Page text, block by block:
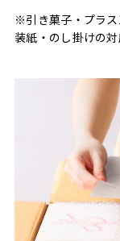
※引き菓子・プラ
装紙・のし掛けの対